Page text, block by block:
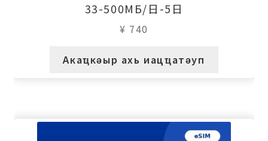
33-500МБ/日-5日
¥ 740
Акаҵкәыр ахь иацҵатәуп